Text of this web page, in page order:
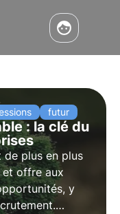
futur
: la clé du
de plus en plus
et offre aux
y